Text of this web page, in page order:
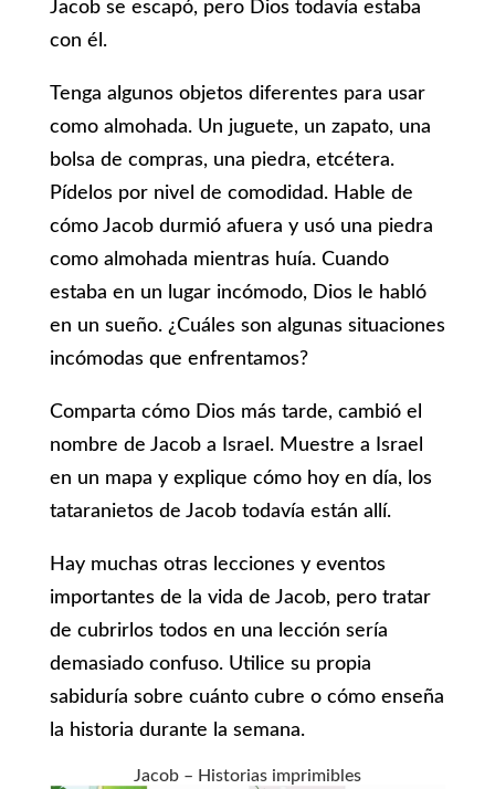
Jacob se escapó, pero Dios todavía estaba
con él.
Tenga algunos objetos diferentes para usar
como almohada. Un juguete, un zapato, una
bolsa de compras, una piedra, etcétera.
Pídelos por nivel de comodidad. Hable de
cómo Jacob durmió afuera y usó una piedra
como almohada mientras huía. Cuando
estaba en un lugar incómodo, Dios le habló
en un sueño. ¿Cuáles son algunas situaciones
incómodas que enfrentamos?
Comparta cómo Dios más tarde, cambió el
nombre de Jacob a Israel. Muestre a Israel
en un mapa y explique cómo hoy en día, los
tataranietos de Jacob todavía están allí.
Hay muchas otras lecciones y eventos
importantes de la vida de Jacob, pero tratar
de cubrirlos todos en una lección sería
demasiado confuso. Utilice su propia
sabiduría sobre cuánto cubre o cómo enseña
la historia durante la semana.
Jacob – Historias imprimibles